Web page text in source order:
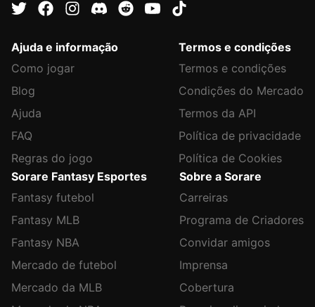
Ajuda e informação
Como jogar
Blog
Ajuda
FAQ
Regras do jogo
Termos e condições
Termos e condições
Condições do Mercado
Termos da API
Política de privacidade
Política de Cookies
Sorare Fantasy Esportes
Fantasy futebol
Fantasy MLB
Fantasy NBA
Mercado de futebol
Mercado da MLB
Sobre a Sorare
Carreiras
Programa de Criadores
Convidar amigos
Imprensa
Cobertura